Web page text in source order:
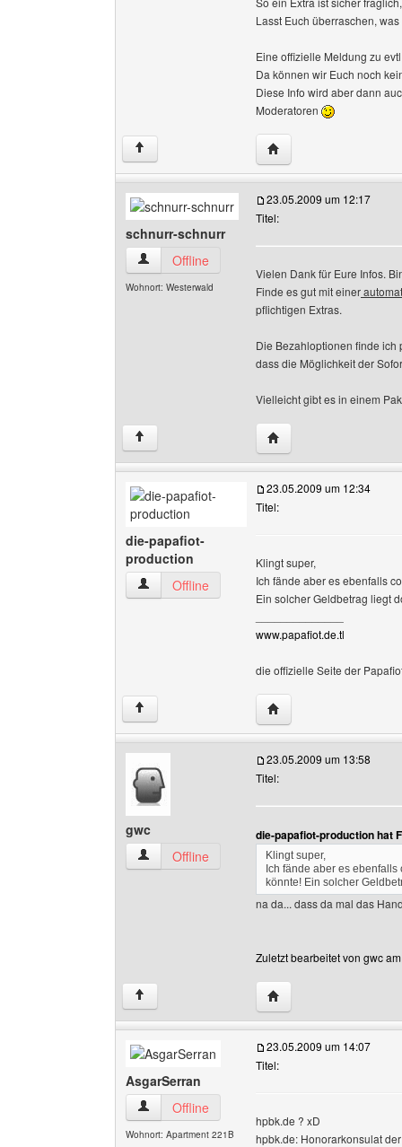
Lasst Euch überraschen,
Eine offizielle Meldung zu
Da können wir Euch noch
Diese Info wird aber dann
Moderatoren
↑ Website dieses
schnurr-schnurr
schnurr-schnurr Benutzer-Profile anzeigen
Offline
Wohnort: Westerwald
23.05.2009 um 12:17
Titel:
Vielen Dank für Eure Infos.
Finde es gut mit einer
pflichtigen Extras.
Die Bezahloptionen finde
dass die Möglichkeit der
Vielleicht gibt es in einem
↑ Website dieses
die-papafiot-
production
die-papafiot-production Benutzer-Profile
Offline
23.05.2009 um 12:34
Titel:
Klingt super,
Ich fände aber es ebenfalls
Ein solcher Geldbetrag liegt
www.papafiot.de.tl
die offizielle Seite der
↑ Website dieses
gwc
gwc Benutzer-Profile anzeigen
Offline
23.05.2009 um 13:58
Titel:
die-papafiot-production hat
Klingt super,
Ich fände aber es
könnte! Ein solcher
na da... dass da mal das
Zuletzt bearbeitet von gwc
↑ Website dieses
AsgarSerran
AsgarSerran Benutzer-Profile anzeigen
Offline
Wohnort: Apartment 221B
23.05.2009 um 14:07
Titel:
hpbk.de ? xD
hpbk.de: Honorarkonsulat